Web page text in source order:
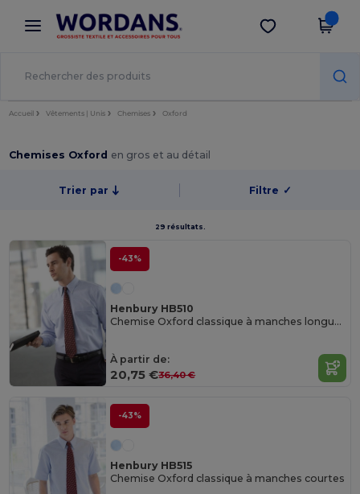
× Appli Wordans
Meilleurs prix sur l’app !
Obtenir l'appli
Accueil Vêtements | Unis Chemises Oxford
Chemises Oxford en gros et au détail
Trier par Filtre ✓
29 résultats.
-43%
Henbury HB510
Chemise Oxford classique à manches longues
À partir de:
20,75 €36,40 €
-43%
Henbury HB515
Chemise Oxford classique à manches courtes